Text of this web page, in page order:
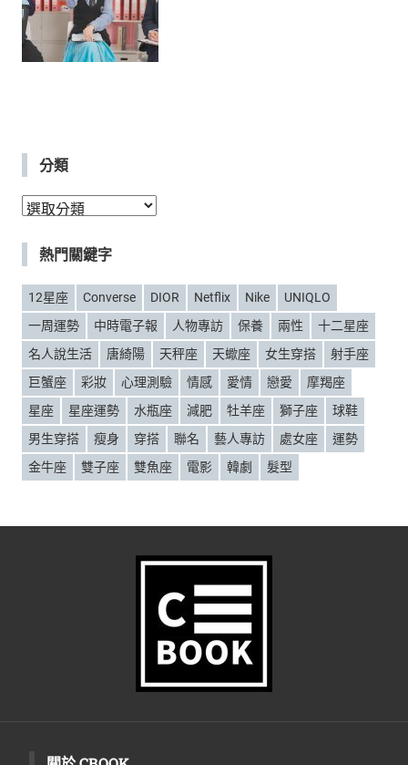
分類
分
熱門關鍵字
12星座 Converse DIOR Netflix Nike
UNIQLO
一周運勢
中時電子報 人物專訪 保養 兩性
十二星座
名人說生活
唐綺陽 天秤座 天蠍座 女生穿搭
射手座
巨蟹座
彩妝 心理測驗 情感 愛情 戀愛
摩羯座
星座
星座運勢 水瓶座 減肥 牡羊座 獅子座
球鞋
男生穿搭
瘦身 穿搭 聯名 藝人專訪 處女座
運勢
金牛座
雙子座 雙魚座 電影 韓劇 髮型